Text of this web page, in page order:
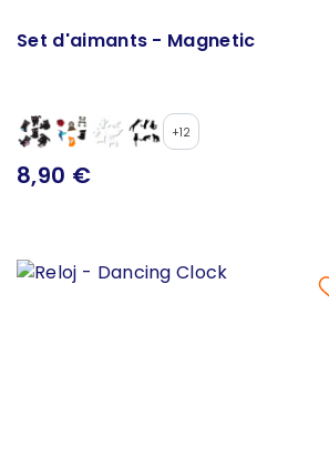
Set d'aimants - Magnetic
+12
8,90 €